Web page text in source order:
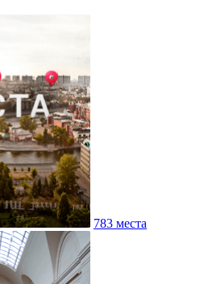
783 места